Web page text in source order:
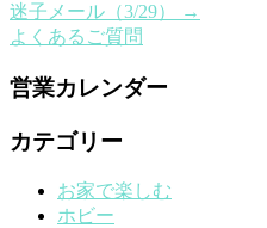
迷子メール（3/29）
→
よくあるご質問
営業カレンダー
カテゴリー
お家で楽しむ
ホビー